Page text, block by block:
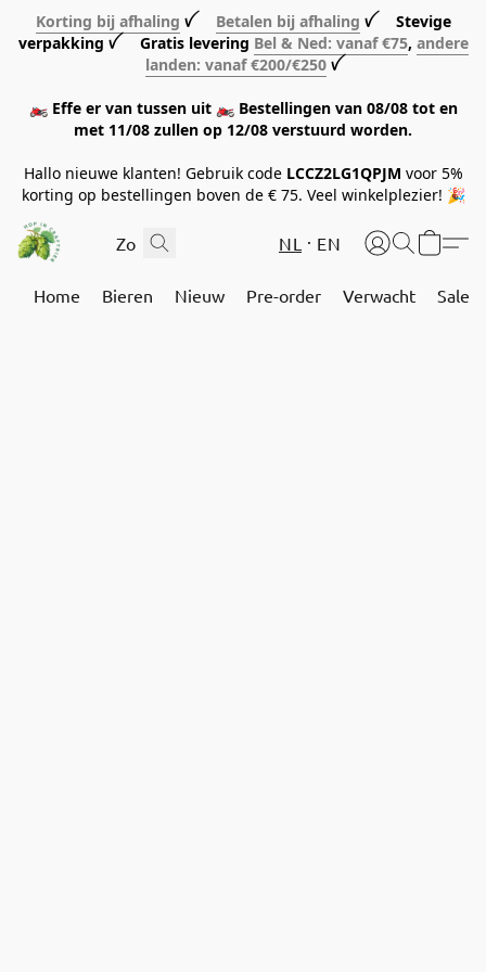
Korting bij afhaling ꪜ Betalen bij afhaling ꪜ Stevige
verpakking ꪜ Gratis levering Bel & Ned: vanaf €75, andere
landen: vanaf €200/€250 ꪜ
🏍️ Effe er van tussen uit 🏍️ Bestellingen van 08/08 tot en
met 11/08 zullen op 12/08 verstuurd worden.
Hallo nieuwe klanten! Gebruik code LCCZ2LG1QPJM voor 5%
korting op bestellingen boven de € 75. Veel winkelplezier! 🎉
NL EN
Home Bieren Nieuw Pre-order Verwacht Sale